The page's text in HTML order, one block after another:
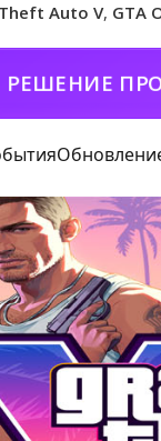
Auto V, GTA
ПРОБЛЕМ